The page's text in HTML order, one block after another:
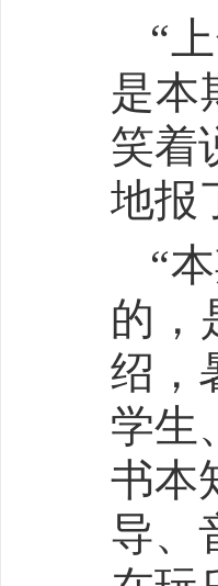
“
是本
笑着
地报
“
的，
绍，
学生
书本
导、